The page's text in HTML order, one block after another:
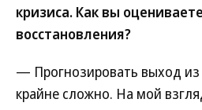
кризиса. Как вы
восстановления?
— Прогнозировать выход из
крайне сложно. На мой